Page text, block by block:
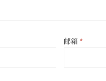
邮箱 *